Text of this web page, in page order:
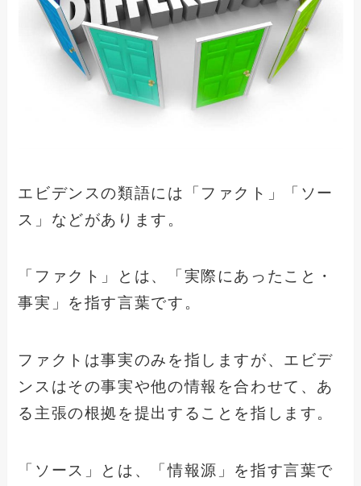
エビデンスの類語には「ファクト」「ソー
ス」などがあります。
「ファクト」とは、「実際にあったこと・
事実」を指す言葉です。
ファクトは事実のみを指しますが、エビデ
ンスはその事実や他の情報を合わせて、あ
る主張の根拠を提出することを指します。
「ソース」とは、「情報源」を指す言葉で